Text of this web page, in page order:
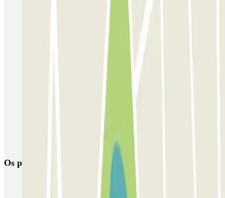
Parque estacionamento em Aeroporto Lisboa low cost
Estacionamento Oriente (Gare) o melhor preço
Reserva Parque de Estacionamento perto da Biblioteca Nacional de
Reserva estacionamento junto do Centro Comercial Vasco da Gama
Reservar Parque de Estacionamento perto da Universidade de
Parque de estacionamento FIL
Reserva Estacionamento no Parque das Nações
Os parques de estacionamento mais reservados
Estacionamento em Lisboa